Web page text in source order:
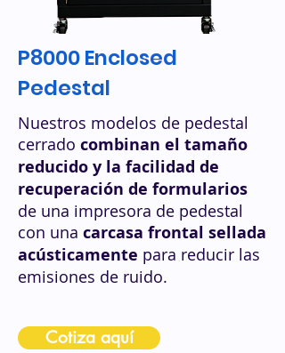
P8000 Enclosed
Pedestal
Nuestros modelos de pedestal
cerrado combinan el tamaño
reducido y la facilidad de
recuperación de formularios
de una impresora de pedestal
con una carcasa frontal sellada
acústicamente para reducir las
emisiones de ruido.
Cotiza aquí